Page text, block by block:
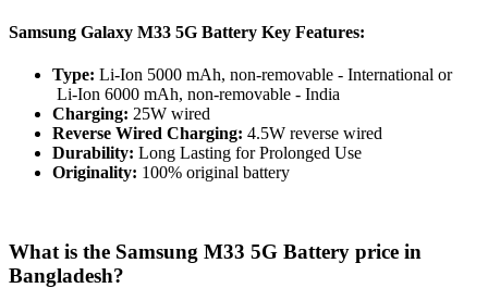
Samsung Galaxy M33 5G Battery Key Features:
Type: Li-Ion 5000 mAh, non-removable - International or
Li-Ion 6000 mAh, non-removable - India
Charging: 25W wired
Reverse Wired Charging: 4.5W reverse wired
Durability: Long Lasting for Prolonged Use
Originality: 100% original battery
What is the Samsung M33 5G Battery price in
Bangladesh?